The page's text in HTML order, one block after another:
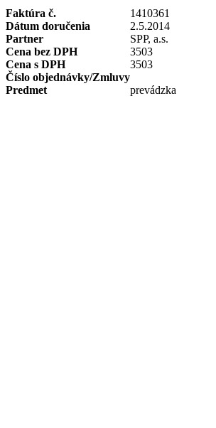
Faktúra č.
1410361
Dátum doručenia
2.5.2014
Partner
SPP, a.s.
Cena bez DPH
3503
Cena s DPH
3503
Číslo objednávky/Zmluvy
Predmet
prevádzka